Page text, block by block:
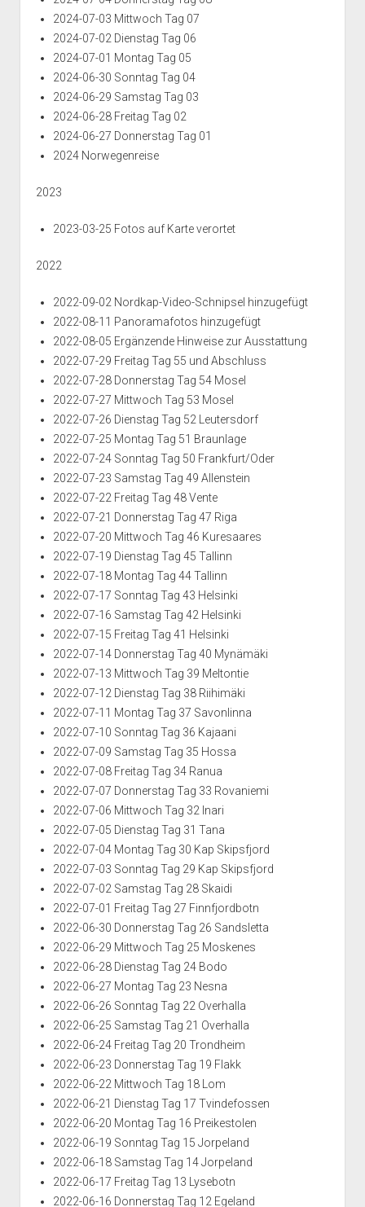
2024-07-03 Mittwoch Tag 07
2024-07-02 Dienstag Tag 06
2024-07-01 Montag Tag 05
2024-06-30 Sonntag Tag 04
2024-06-29 Samstag Tag 03
2024-06-28 Freitag Tag 02
2024-06-27 Donnerstag Tag 01
2024 Norwegenreise
2023
2023-03-25 Fotos auf Karte verortet
2022
2022-09-02 Nordkap-Video-Schnipsel hinzugefügt
2022-08-11 Panoramafotos hinzugefügt
2022-08-05 Ergänzende Hinweise zur Ausstattung
2022-07-29 Freitag Tag 55 und Abschluss
2022-07-28 Donnerstag Tag 54 Mosel
2022-07-27 Mittwoch Tag 53 Mosel
2022-07-26 Dienstag Tag 52 Leutersdorf
2022-07-25 Montag Tag 51 Braunlage
2022-07-24 Sonntag Tag 50 Frankfurt/Oder
2022-07-23 Samstag Tag 49 Allenstein
2022-07-22 Freitag Tag 48 Vente
2022-07-21 Donnerstag Tag 47 Riga
2022-07-20 Mittwoch Tag 46 Kuresaares
2022-07-19 Dienstag Tag 45 Tallinn
2022-07-18 Montag Tag 44 Tallinn
2022-07-17 Sonntag Tag 43 Helsinki
2022-07-16 Samstag Tag 42 Helsinki
2022-07-15 Freitag Tag 41 Helsinki
2022-07-14 Donnerstag Tag 40 Mynämäki
2022-07-13 Mittwoch Tag 39 Meltontie
2022-07-12 Dienstag Tag 38 Riihimäki
2022-07-11 Montag Tag 37 Savonlinna
2022-07-10 Sonntag Tag 36 Kajaani
2022-07-09 Samstag Tag 35 Hossa
2022-07-08 Freitag Tag 34 Ranua
2022-07-07 Donnerstag Tag 33 Rovaniemi
2022-07-06 Mittwoch Tag 32 Inari
2022-07-05 Dienstag Tag 31 Tana
2022-07-04 Montag Tag 30 Kap Skipsfjord
2022-07-03 Sonntag Tag 29 Kap Skipsfjord
2022-07-02 Samstag Tag 28 Skaidi
2022-07-01 Freitag Tag 27 Finnfjordbotn
2022-06-30 Donnerstag Tag 26 Sandsletta
2022-06-29 Mittwoch Tag 25 Moskenes
2022-06-28 Dienstag Tag 24 Bodo
2022-06-27 Montag Tag 23 Nesna
2022-06-26 Sonntag Tag 22 Overhalla
2022-06-25 Samstag Tag 21 Overhalla
2022-06-24 Freitag Tag 20 Trondheim
2022-06-23 Donnerstag Tag 19 Flakk
2022-06-22 Mittwoch Tag 18 Lom
2022-06-21 Dienstag Tag 17 Tvindefossen
2022-06-20 Montag Tag 16 Preikestolen
2022-06-19 Sonntag Tag 15 Jorpeland
2022-06-18 Samstag Tag 14 Jorpeland
2022-06-17 Freitag Tag 13 Lysebotn
2022-06-16 Donnerstag Tag 12 Egeland